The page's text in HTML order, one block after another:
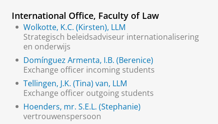
International Office, Faculty of Law
Wolkotte, K.C. (Kirsten), LLM
Strategisch beleidsadviseur internationalisering
en onderwijs
Domínguez Armenta, I.B. (Berenice)
Exchange officer incoming students
Tellingen, J.K. (Tina) van, LLM
Exchange officer outgoing students
Hoenders, mr. S.E.L. (Stephanie)
vertrouwenspersoon